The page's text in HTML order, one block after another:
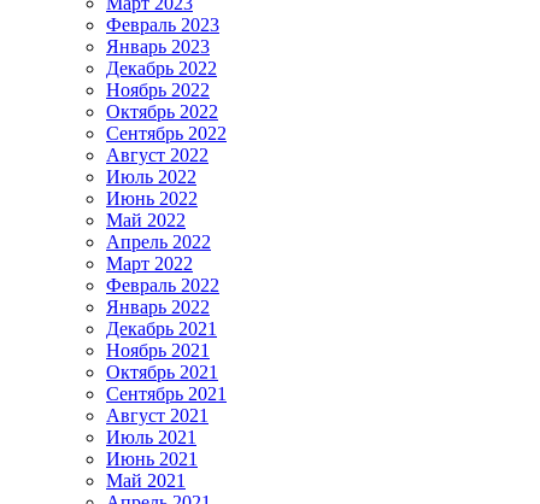
Февраль 2023
Январь 2023
Декабрь 2022
Ноябрь 2022
Октябрь 2022
Сентябрь 2022
Август 2022
Июль 2022
Июнь 2022
Май 2022
Апрель 2022
Март 2022
Февраль 2022
Январь 2022
Декабрь 2021
Ноябрь 2021
Октябрь 2021
Сентябрь 2021
Август 2021
Июль 2021
Июнь 2021
Май 2021